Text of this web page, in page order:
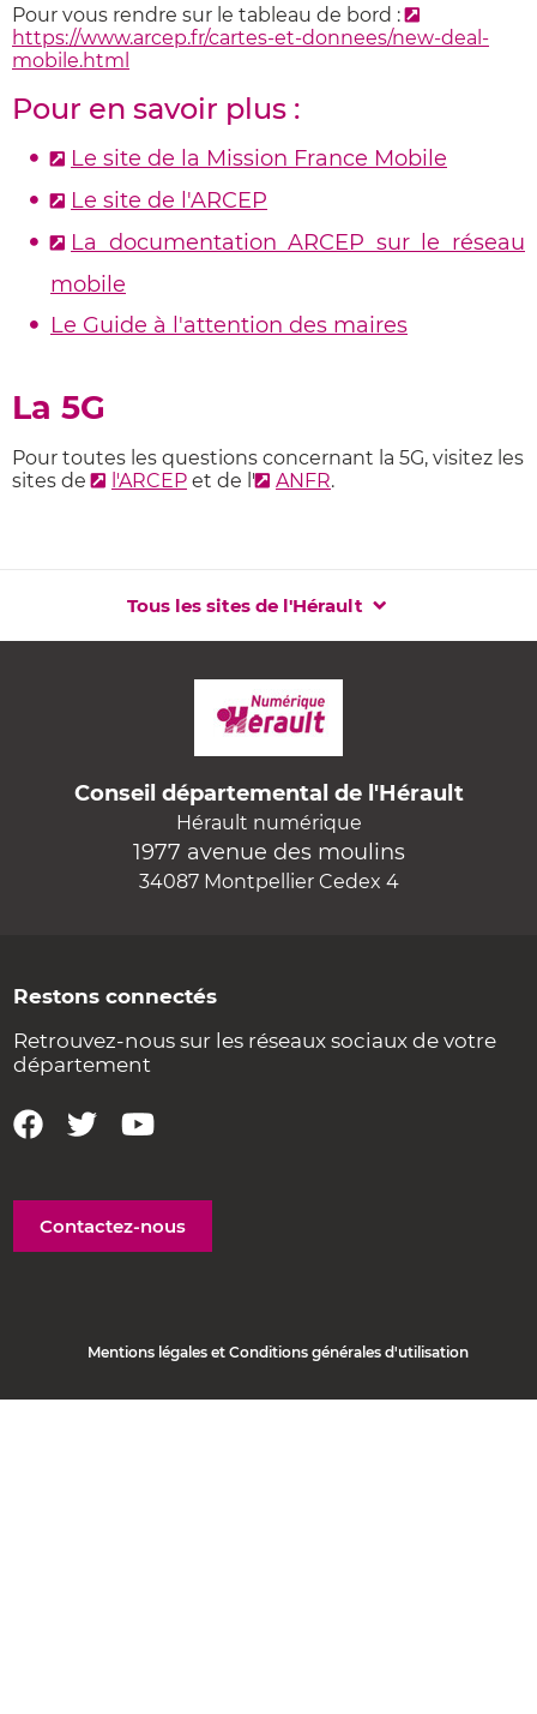
Pour vous rendre sur le tableau de bord :
https://www.arcep.fr/cartes-et-donnees/new-deal-
mobile.html
Pour en savoir plus :
Le site de la Mission France Mobile
Le site de l'ARCEP
La documentation ARCEP sur le réseau
mobile
Le Guide à l'attention des maires
La 5G
Pour toutes les questions concernant la 5G, visitez les
sites de l'ARCEP et de l' ANFR.
Tous les sites de l'Hérault
Conseil départemental de l'Hérault
Hérault numérique
1977 avenue des moulins
34087 Montpellier Cedex 4
Restons connectés
Retrouvez-nous sur les réseaux sociaux de votre
département
Contactez-nous
Mentions légales et Conditions générales d'utilisation